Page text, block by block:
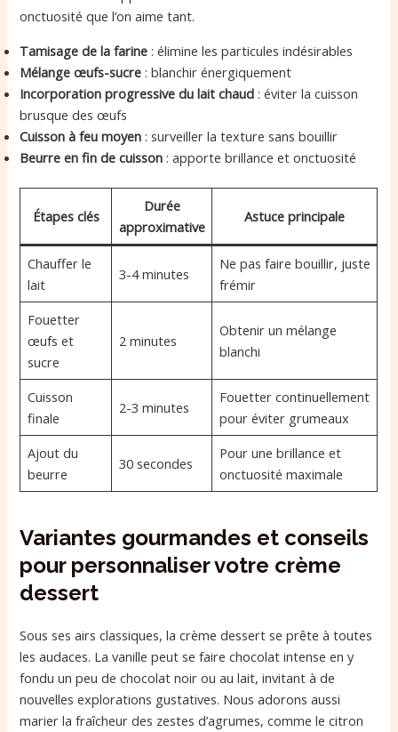
onctuosité que l’on aime tant.
Tamisage de la farine : élimine les particules indésirables
Mélange œufs-sucre : blanchir énergiquement
Incorporation progressive du lait chaud : éviter la cuisson
brusque des œufs
Cuisson à feu moyen : surveiller la texture sans bouillir
Beurre en fin de cuisson : apporte brillance et onctuosité
Étapes clés
Durée
approximative
Astuce principale
Chauffer le
lait
3-4 minutes
Ne pas faire bouillir, juste
frémir
Fouetter
œufs et
sucre
2 minutes
Obtenir un mélange
blanchi
Cuisson
finale
2-3 minutes
Fouetter continuellement
pour éviter grumeaux
Ajout du
beurre
30 secondes
Pour une brillance et
onctuosité maximale
Variantes gourmandes et conseils
pour personnaliser votre crème
dessert
Sous ses airs classiques, la crème dessert se prête à toutes
les audaces. La vanille peut se faire chocolat intense en y
fondu un peu de chocolat noir ou au lait, invitant à de
nouvelles explorations gustatives. Nous adorons aussi
marier la fraîcheur des zestes d’agrumes, comme le citron